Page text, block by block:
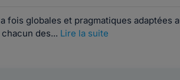
fois globales et pragmatiques adaptées
des... Lire la suite